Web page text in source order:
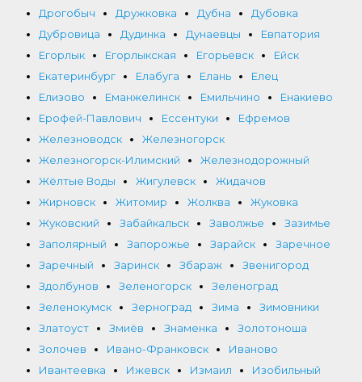
Дрогобыч
Дружковка Дубна
Дубовка
Дубровица
Дудинка Дунаевцы
Евпатория
Егорлык
Егорлыкская Егорьевск
Ейск
Екатеринбург
Елабуга Елань
Елец
Елизово
Еманжелинск Емильчино
Енакиево
Ерофей-Павлович
Ессентуки
Ефремов
Железноводск
Железногорск
Железногорск-Илимский
Железнодорожный
Жёлтые Воды
Жигулевск
Жидачов
Жирновск
Житомир Жолква
Жуковка
Жуковский
Забайкальск Заволжье
Зазимье
Заполярный
Запорожье Зарайск
Заречное
Заречный
Заринск Збараж
Звенигород
Здолбунов
Зеленогорск
Зеленоград
Зеленокумск
Зерноград Зима
Зимовники
Златоуст
Змиёв Знаменка
Золотоноша
Золочев
Ивано-Франковск
Иваново
Ивантеевка
Ижевск Измаил
Изобильный